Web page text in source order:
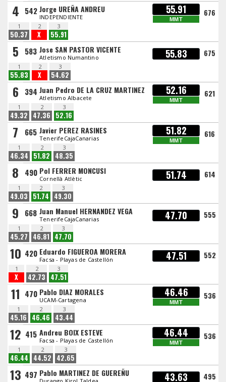
4 542 Jorge UREÑA ANDREU
INDEPENDIENTE
55.91
MMT
676
1
50.37
2
X
3
55.91
5 583 Jose SAN PASTOR VICENTE
Atletismo Numantino 55.83 675
1
55.83
2
X
3
54.62
6 394 Juan Pedro DE LA CRUZ MARTINEZ
Atletismo Albacete
52.16
MMT
621
1
49.32
2
47.36
3
52.16
7 665 Javier PEREZ RASINES
TenerifeCajaCanarias
51.82
MMT
616
1
46.34
2
51.82
3
48.35
8 490 Pol FERRER MONCUSI
Cornellà Atlètic 51.74 614
1
49.03
2
51.74
3
49.30
9 668 Juan Manuel HERNANDEZ VEGA
TenerifeCajaCanarias 47.70 555
1
45.27
2
46.81
3
47.70
10 420 Eduardo FIGUEROA MORERA
Facsa - Playas de Castellón 47.51 552
1
X
2
42.73
3
47.51
11 470 Pablo DIAZ MORALES
UCAM-Cartagena
46.46
MMT
536
1
45.16
2
46.46
3
43.44
12 415 Andreu BOIX ESTEVE
Facsa - Playas de Castellón
46.44
MMT
536
1
46.44
2
44.52
3
42.65
13 497 Pablo MARTINEZ DE GUEREÑU 43.63 495